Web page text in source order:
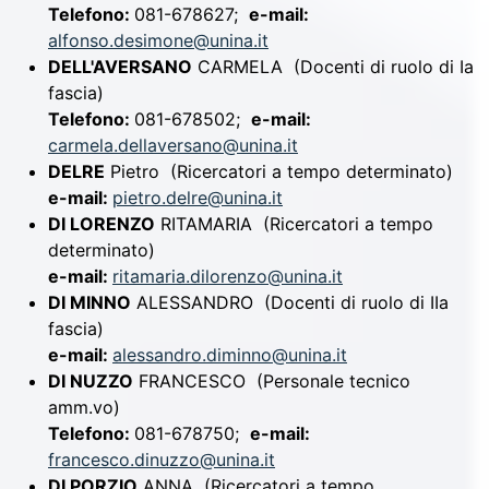
Telefono: 081-678627; e-mail:
alfonso.desimone@unina.it
DELL'AVERSANO CARMELA (Docenti di ruolo di Ia
fascia)
Telefono: 081-678502; e-mail:
carmela.dellaversano@unina.it
DELRE Pietro (Ricercatori a tempo determinato)
e-mail: pietro.delre@unina.it
DI LORENZO RITAMARIA (Ricercatori a tempo
determinato)
e-mail: ritamaria.dilorenzo@unina.it
DI MINNO ALESSANDRO (Docenti di ruolo di IIa
fascia)
e-mail: alessandro.diminno@unina.it
DI NUZZO FRANCESCO (Personale tecnico
amm.vo)
Telefono: 081-678750; e-mail:
francesco.dinuzzo@unina.it